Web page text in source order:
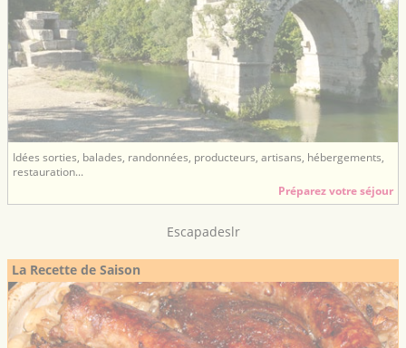
Idées sorties, balades, randonnées, producteurs, artisans, hébergements,
restauration...
Préparez votre séjour
Escapadeslr
La Recette de Saison